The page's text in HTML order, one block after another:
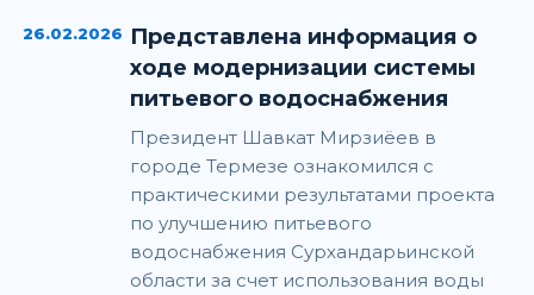
26.02.2026 Представлена информация о
ходе модернизации системы
питьевого водоснабжения
Президент Шавкат Мирзиёев в
городе Термезе ознакомился с
практическими результатами проекта
по улучшению питьевого
водоснабжения Сурхандарьинской
области за счет использования воды